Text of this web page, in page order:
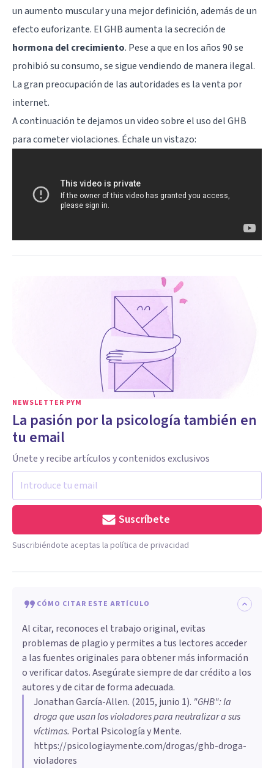
un aumento muscular y una mejor definición, además de un
efecto euforizante. El GHB aumenta la secreción de
hormona del crecimiento. Pese a que en los años 90 se
prohibió su consumo, se sigue vendiendo de manera ilegal.
La gran preocupación de las autoridades es la venta por
internet.
A continuación te dejamos un video sobre el uso del GHB
para cometer violaciones. Échale un vistazo:
NEWSLETTER PYM
La pasión por la psicología también en
tu email
Únete y recibe artículos y contenidos exclusivos
Suscríbete
Suscribiéndote aceptas la política de privacidad
CÓMO CITAR ESTE ARTÍCULO
Al citar, reconoces el trabajo original, evitas
problemas de plagio y permites a tus lectores acceder
a las fuentes originales para obtener más información
o verificar datos. Asegúrate siempre de dar crédito a los
autores y de citar de forma adecuada.
Jonathan García-Allen. (2015, junio 1). "GHB": la
droga que usan los violadores para neutralizar a sus
víctimas. Portal Psicología y Mente.
https://psicologiaymente.com/drogas/ghb-droga-
violadores